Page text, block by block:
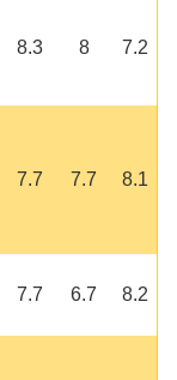
8.3 8 7.2
7.7 7.7 8.1
7.7 6.7 8.2